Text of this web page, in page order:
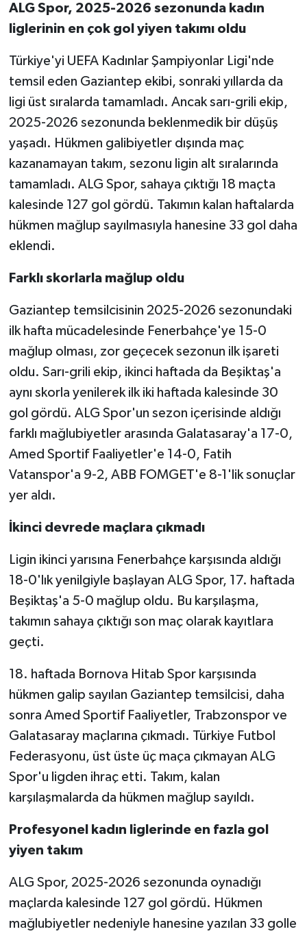
ALG Spor, 2025-2026 sezonunda kadın
liglerinin en çok gol yiyen takımı oldu
Türkiye'yi UEFA Kadınlar Şampiyonlar Ligi'nde
temsil eden Gaziantep ekibi, sonraki yıllarda da
ligi üst sıralarda tamamladı. Ancak sarı-grili ekip,
2025-2026 sezonunda beklenmedik bir düşüş
yaşadı. Hükmen galibiyetler dışında maç
kazanamayan takım, sezonu ligin alt sıralarında
tamamladı. ALG Spor, sahaya çıktığı 18 maçta
kalesinde 127 gol gördü. Takımın kalan haftalarda
hükmen mağlup sayılmasıyla hanesine 33 gol daha
eklendi.
Farklı skorlarla mağlup oldu
Gaziantep temsilcisinin 2025-2026 sezonundaki
ilk hafta mücadelesinde Fenerbahçe'ye 15-0
mağlup olması, zor geçecek sezonun ilk işareti
oldu. Sarı-grili ekip, ikinci haftada da Beşiktaş'a
aynı skorla yenilerek ilk iki haftada kalesinde 30
gol gördü. ALG Spor'un sezon içerisinde aldığı
farklı mağlubiyetler arasında Galatasaray'a 17-0,
Amed Sportif Faaliyetler'e 14-0, Fatih
Vatanspor'a 9-2, ABB FOMGET'e 8-1'lik sonuçlar
yer aldı.
İkinci devrede maçlara çıkmadı
Ligin ikinci yarısına Fenerbahçe karşısında aldığı
18-0'lık yenilgiyle başlayan ALG Spor, 17. haftada
Beşiktaş'a 5-0 mağlup oldu. Bu karşılaşma,
takımın sahaya çıktığı son maç olarak kayıtlara
geçti.
18. haftada Bornova Hitab Spor karşısında
hükmen galip sayılan Gaziantep temsilcisi, daha
sonra Amed Sportif Faaliyetler, Trabzonspor ve
Galatasaray maçlarına çıkmadı. Türkiye Futbol
Federasyonu, üst üste üç maça çıkmayan ALG
Spor'u ligden ihraç etti. Takım, kalan
karşılaşmalarda da hükmen mağlup sayıldı.
Profesyonel kadın liglerinde en fazla gol
yiyen takım
ALG Spor, 2025-2026 sezonunda oynadığı
maçlarda kalesinde 127 gol gördü. Hükmen
mağlubiyetler nedeniyle hanesine yazılan 33 golle